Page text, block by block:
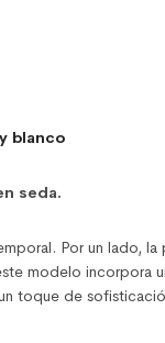
blanco
seda.
Por un
modelo incorpora
toque de